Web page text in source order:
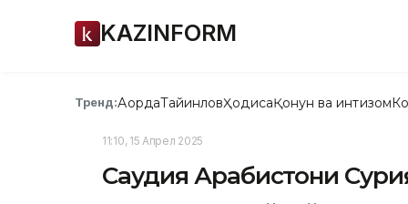
KAZINFORM
Тренд:АқордаТайинловҲодисаҚонун ва интизом
11:10, 15 Апрел 2025
Саудия Арабистони